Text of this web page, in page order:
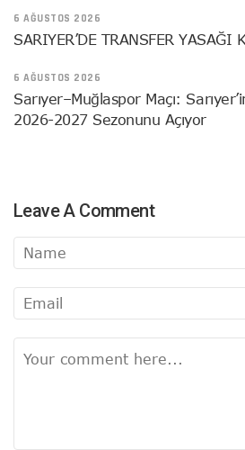
6 AĞUSTOS 2026
SARIYER’DE TRANSFER YASAĞI
6 AĞUSTOS 2026
Sarıyer–Muğlaspor Maçı:
2026-2027 Sezonunu Açıyor
Leave A Comment